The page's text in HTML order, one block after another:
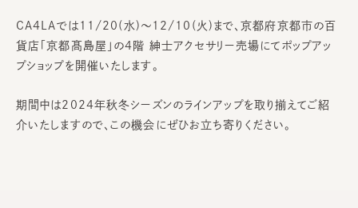
CA4LAでは11/20(水)～12/10(火)まで、京都府京都市の百
貨店「京都髙島屋」の4階 紳士アクセサリー売場にてポップアッ
プショップを開催いたします。
期間中は2024年秋冬シーズンのラインアップを取り揃えてご紹
介いたしますので、この機会にぜひお立ち寄りください。